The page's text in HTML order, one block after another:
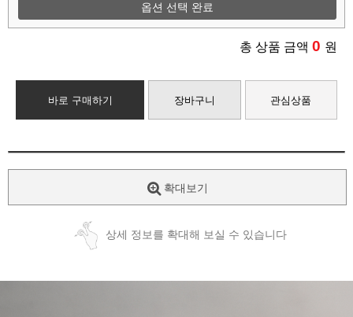
옵션 선택 완료
총 상품 금액 0 원
바로 구매하기 장바구니 관심상품
확대보기
상세 정보를 확대해 보실 수 있습니다